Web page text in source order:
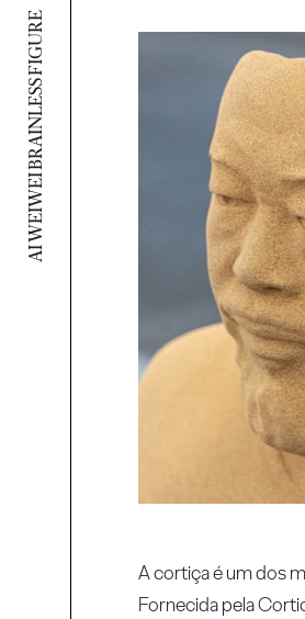
AI WEIWEI BRAINLESS FIGURE
A cortiça é um dos
Fornecida pela